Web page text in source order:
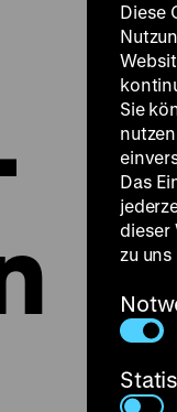
Diese
Sie
Das
dieser
zu uns